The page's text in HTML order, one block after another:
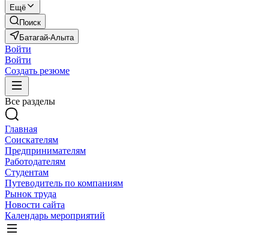
Ещё
Поиск
Батагай-Алыта
Войти
Войти
Создать резюме
Все разделы
Главная
Соискателям
Предпринимателям
Работодателям
Студентам
Путеводитель по компаниям
Рынок труда
Новости сайта
Календарь мероприятий